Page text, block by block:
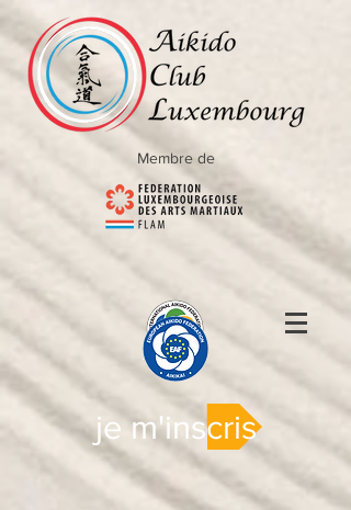
Membre de
je m'inscris